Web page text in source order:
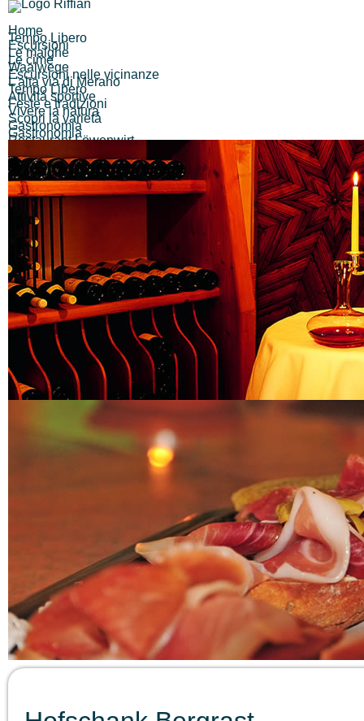
Home
Tempo Libero
Escursioni
Le malghe
Le cime
Waalwege
Escursioni nelle vicinanze
L'alta via di Merano
Tempo Libero
Attivitá sportive
Feste e tradizioni
Vivere la natura
Scopri la varietá
Gastronomia
Gastronomia
Restaurant Löwenwirt
Pizzeria Eisdiele Unterweger
Cafe-Bar-Imbisstube Hubertus
Pizzeria Eisdiele Pircher
Alle (12) Ergebnisse anzeigen...
Alberghi di montagna
Gasthof Brunner
Gasthaus Pension Walde
Gasthaus Hochegger
Berggasthaus Unteröberst
Hofschank Bergrast
Alle (6) Ergebnisse anzeigen...
Alloggi
Hotels
Alle (0) Ergebnisse anzeigen...
Pensioni
Alle (0) Ergebnisse anzeigen...
Altri
Affittacamere
Appartamenti
Agriturismo
Alberghi di montagna
Garni
Informazioni